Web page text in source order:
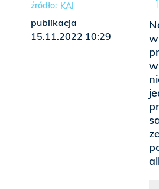
KAI
publikacja
15.11.2022 10:29